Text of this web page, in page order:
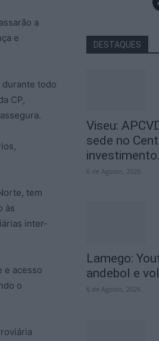
a
e
todo
CP,
tem
às
inter-
e acesso
o
DESTAQUES
Viseu:
sede no
6 de Agosto, 2026
Lamego:
andebol e
6 de Agosto, 2026